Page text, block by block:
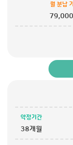
월 분납
약정기간
38개월